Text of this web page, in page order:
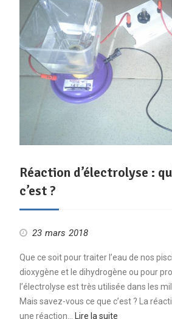
Réaction d’électrolyse :
c’est ?
23 mars 2018
Que ce soit pour traiter l’eau de nos
dioxygène et le dihydrogène ou pour
l’électrolyse est très utilisée dans les
Mais savez-vous ce que c’est ? La
une réaction…
Lire la suite